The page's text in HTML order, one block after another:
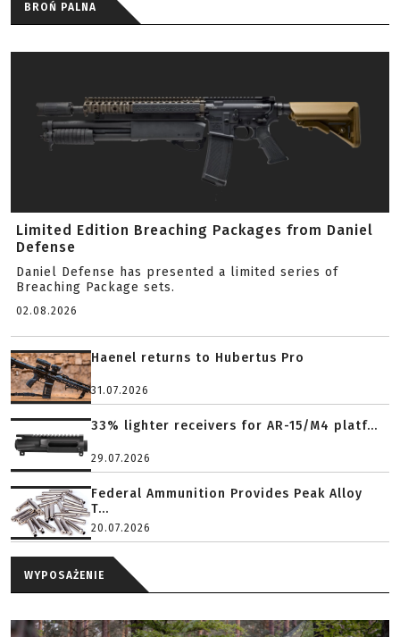
BROŃ PALNA
Limited Edition Breaching Packages from Daniel
Defense
Daniel Defense has presented a limited series of
Breaching Package sets.
02.08.2026
Haenel returns to Hubertus Pro
31.07.2026
33% lighter receivers for AR-15/M4 platf...
29.07.2026
Federal Ammunition Provides Peak Alloy
T...
20.07.2026
WYPOSAŻENIE